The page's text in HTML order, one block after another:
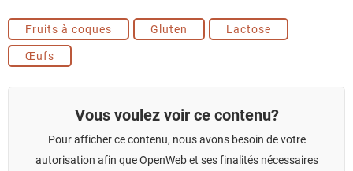
Fruits à coques Gluten
Lactose
Œufs
Vous voulez voir ce contenu?
Pour afficher ce contenu, nous avons besoin de votre
autorisation afin que OpenWeb et ses finalités nécessaires